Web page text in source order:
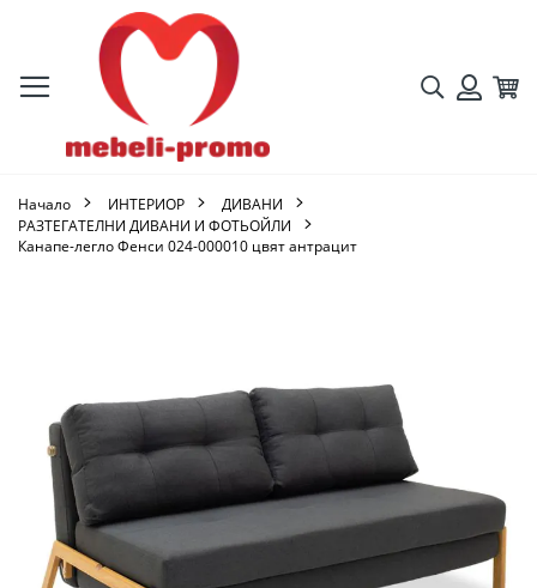
Търсене
Начало ИНТЕРИОР
ДИВАНИ
РАЗТЕГАТЕЛНИ ДИВАНИ И ФОТЬОЙЛИ
Канапе-легло Фенси 024-000010 цвят антрацит
изображенията